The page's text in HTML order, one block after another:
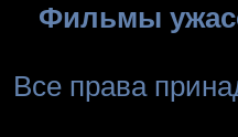
Фильмы
Все права